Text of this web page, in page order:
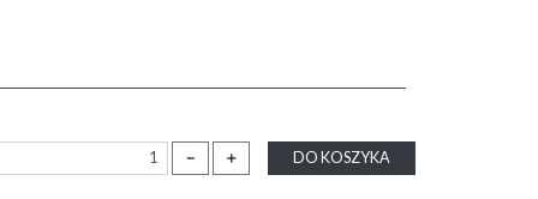
－ ＋ DO KOSZYKA